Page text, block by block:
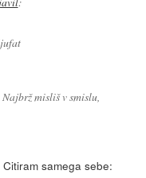
misliš v smislu,
samega sebe: